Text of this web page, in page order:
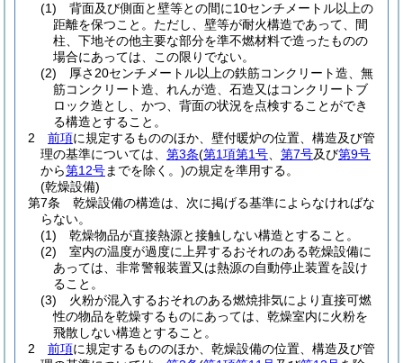
(1)
背面及び側面と壁等との間に10センチメートル以上の
距離を保つこと。 ただし、壁等が耐火構造であって、間
柱、下地その他主要な部分を準不燃材料で造ったものの
場合にあっては、この限りでない。
(2)
厚さ20センチメートル以上の鉄筋コンクリート造、無
筋コンクリート造、れんが造、石造又はコンクリートブ
ロック造とし、かつ、背面の状況を点検することができ
る構造とすること。
2
前項に規定するもののほか、壁付暖炉の位置、構造及び管
理の基準については、 第3条(第1項第1号 第7号及び第9号
から第12号までを除く。)の規定を準用する。
(乾燥設備)
第7条
乾燥設備の構造は、次に掲げる基準によらなければな
らない。
(1)
乾燥物品が直接熱源と接触しない構造とすること。
(2)
室内の温度が過度に上昇するおそれのある乾燥設備に
あっては、非常警報装置又は熱源の自動停止装置を設け
ること。
(3)
火粉が混入するおそれのある燃焼排気により直接可燃
性の物品を乾燥するものにあっては、乾燥室内に火粉を
飛散しない構造とすること。
2
前項に規定するもののほか、乾燥設備の位置、構造及び管